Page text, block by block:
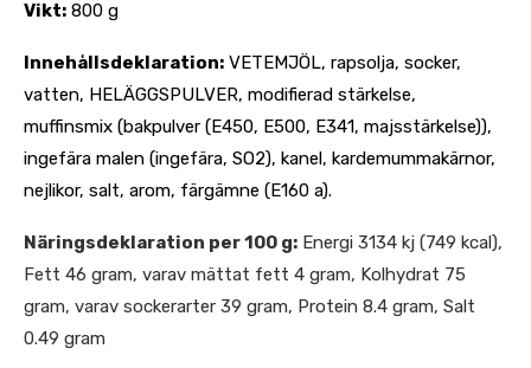
Vikt: 800 g
Innehållsdeklaration: VETEMJÖL, rapsolja, socker,
vatten, HELÄGGSPULVER, modifierad stärkelse,
muffinsmix (bakpulver (E450, E500, E341, majsstärkelse)),
ingefära malen (ingefära, SO2), kanel, kardemummakärnor,
nejlikor, salt, arom, färgämne (E160 a).
Näringsdeklaration per 100 g: Energi 3134 kj (749 kcal),
Fett 46 gram, varav mättat fett 4 gram, Kolhydrat 75
gram, varav sockerarter 39 gram, Protein 8.4 gram, Salt
0.49 gram